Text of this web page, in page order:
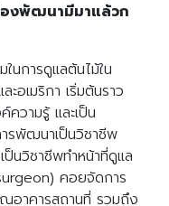
งพัฒนามีมาแล้วก
นการดูแลต้นไม้ใน
อเมริกา เริ่มต้นราว
วามรู้ และเป็น
รพัฒนาเป็นวิชาชีพ
นวิชาชีพทำหน้าที่ดูแล
คอยจัดการ
ณอาคารสถานที่ รวมถึง